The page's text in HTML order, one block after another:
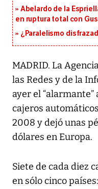
Abelardo de la
en ruptura total con
¿Paralelismo
MADRID. La
las Redes y de la
ayer el
cajeros
2008 y dejó unas
dólares en Europa.
Siete de cada diez
en sólo cinco